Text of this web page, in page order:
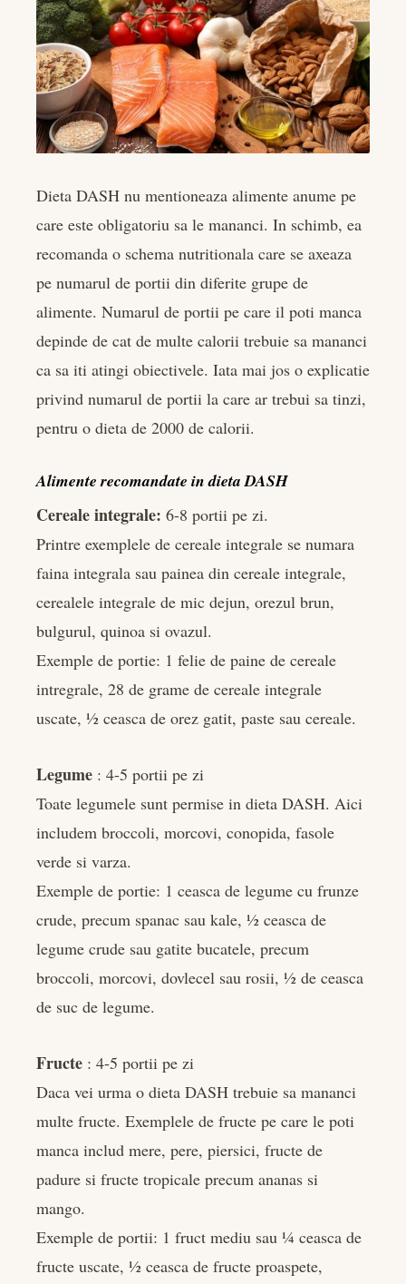
Dieta DASH nu mentioneaza alimente anume pe
care este obligatoriu sa le mananci. In schimb, ea
recomanda o schema nutritionala care se axeaza
pe numarul de portii din diferite grupe de
alimente. Numarul de portii pe care il poti manca
depinde de cat de multe calorii trebuie sa mananci
ca sa iti atingi obiectivele. Iata mai jos o explicatie
privind numarul de portii la care ar trebui sa tinzi,
pentru o dieta de 2000 de calorii.
Alimente recomandate in dieta DASH
Cereale integrale: 6-8 portii pe zi.
Printre exemplele de cereale integrale se numara
faina integrala sau painea din cereale integrale,
cerealele integrale de mic dejun, orezul brun,
bulgurul, quinoa si ovazul.
Exemple de portie: 1 felie de paine de cereale
intregrale, 28 de grame de cereale integrale
uscate, ½ ceasca de orez gatit, paste sau cereale.
Legume : 4-5 portii pe zi
Toate legumele sunt permise in dieta DASH. Aici
includem broccoli, morcovi, conopida, fasole
verde si varza.
Exemple de portie: 1 ceasca de legume cu frunze
crude, precum spanac sau kale, ½ ceasca de
legume crude sau gatite bucatele, precum
broccoli, morcovi, dovlecel sau rosii, ½ de ceasca
de suc de legume.
Fructe : 4-5 portii pe zi
Daca vei urma o dieta DASH trebuie sa mananci
multe fructe. Exemplele de fructe pe care le poti
manca includ mere, pere, piersici, fructe de
padure si fructe tropicale precum ananas si
mango.
Exemple de portii: 1 fruct mediu sau ¼ ceasca de
fructe uscate, ½ ceasca de fructe proaspete,